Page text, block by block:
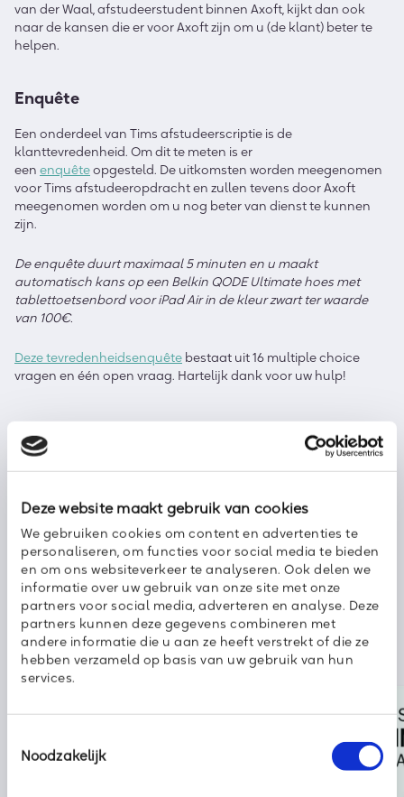
Deze website maakt gebruik van cookies
We gebruiken cookies om content en advertenties te
personaliseren, om functies voor social media te bieden
en om ons websiteverkeer te analyseren. Ook delen we
informatie over uw gebruik van onze site met onze
partners voor social media, adverteren en analyse. Deze
partners kunnen deze gegevens combineren met
andere informatie die u aan ze heeft verstrekt of die ze
hebben verzameld op basis van uw gebruik van hun
services.
Noodzakelijk
van der Waal, afstudeerstudent binnen Axoft, kijkt dan ook
naar de kansen die er voor Axoft zijn om u (de klant) beter te
helpen.
Enquête
Een onderdeel van Tims afstudeerscriptie is de
klanttevredenheid. Om dit te meten is er
een enquêteopgesteld. De uitkomsten worden meegenomen
voor Tims afstudeeropdracht en zullen tevens door Axoft
meegenomen worden om u nog beter van dienst te kunnen
zijn.
De enquête duurt maximaal 5 minuten en u maakt
automatisch kans op een Belkin QODE Ultimate hoes met
tablettoetsenbord voor iPad Air in de kleur zwart ter waarde
van 100€.
Deze tevredenheidsenquête bestaat uit 16 multiple choice
vragen en één open vraag. Hartelijk dank voor uw hulp!